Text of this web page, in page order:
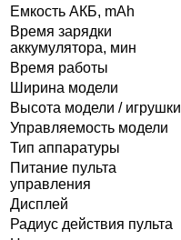
Емкость АКБ, mAh
Время зарядки
аккумулятора, мин
Время работы
Ширина модели
Высота модели / игрушки
Управляемость модели
Тип аппаратуры
Питание пульта
управления
Дисплей
Радиус действия пульта